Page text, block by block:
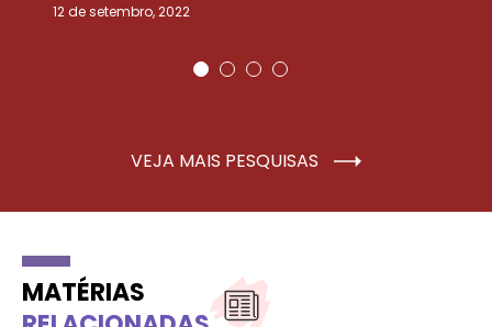
12 de setembro, 2022
VEJA MAIS PESQUISAS
MATÉRIAS